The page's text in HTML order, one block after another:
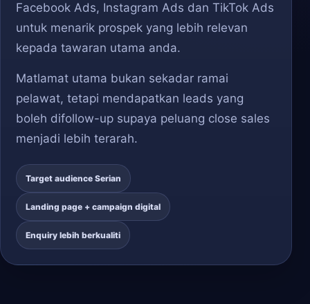
Facebook Ads, Instagram Ads dan TikTok Ads
untuk menarik prospek yang lebih relevan
kepada tawaran utama anda.
Matlamat utama bukan sekadar ramai
pelawat, tetapi mendapatkan leads yang
boleh difollow-up supaya peluang close sales
menjadi lebih terarah.
Target audience Serian
Landing page + campaign digital
Enquiry lebih berkualiti